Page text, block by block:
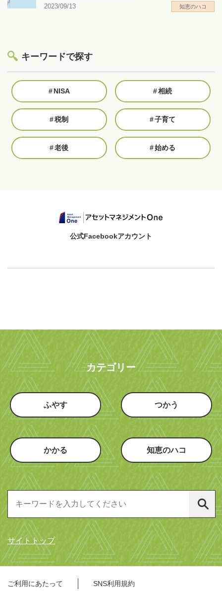
2023/09/13
知恵のハコ
キーワードで探す
#NISA #相続
#税制 #子育て
#老後 #始める
公式Facebookアカウント
カテゴリー
ふやす つかう
かかる 知恵のハコ
サイトトップ
ご利用にあたって SNS利用規約